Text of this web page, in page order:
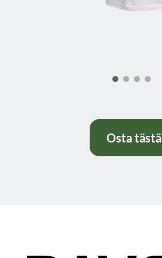
Osta tästä